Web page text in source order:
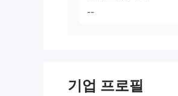
--
기업 프로필